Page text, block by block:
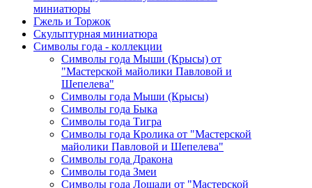
миниатюры
Гжель и Торжок
Скульптурная миниатюра
Символы года - коллекции
Символы года Мыши (Крысы) от
"Мастерской майолики Павловой и
Шепелева"
Символы года Мыши (Крысы)
Символы года Быка
Символы года Тигра
Символы года Кролика от "Мастерской
майолики Павловой и Шепелева"
Символы года Дракона
Символы года Змеи
Символы года Лошади от "Мастерской